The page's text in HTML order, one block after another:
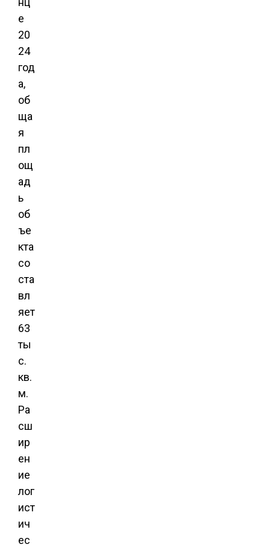
е
20
24
год
а,
об
ща
я
пл
ощ
ад
ь
об
ъе
кта
со
ста
вл
яет
63
ты
с.
кв.
м.
Ра
сш
ир
ен
ие
лог
ист
ич
ес